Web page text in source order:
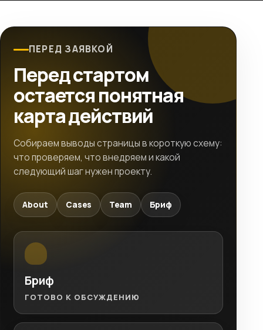
ПЕРЕД ЗАЯВКОЙ
Перед стартом
остается понятная
карта действий
Собираем выводы страницы в короткую схему:
что проверяем, что внедряем и какой
следующий шаг нужен проекту.
About Cases Team Бриф
Бриф
ГОТОВО К ОБСУЖДЕНИЮ